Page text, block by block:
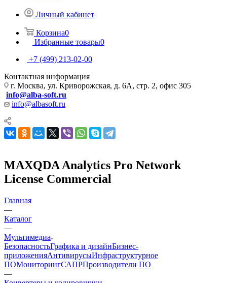
Личный кабинет
Корзина0
Избранные товары0
+7 (499) 213-02-00
Контактная информация
г. Москва, ул. Криворожская, д. 6А, стр. 2, офис 305
info@alba-soft.ru
info@albasoft.ru
MAXQDA Analytics Pro Network
License Commercial
Главная
—
Каталог
—
Мультимедиа
БезопасностьГрафика и дизайнБизнес-
приложенияАнтивирусыИнфраструктурное
ПОМониторингСАПРПроизводители ПО
—